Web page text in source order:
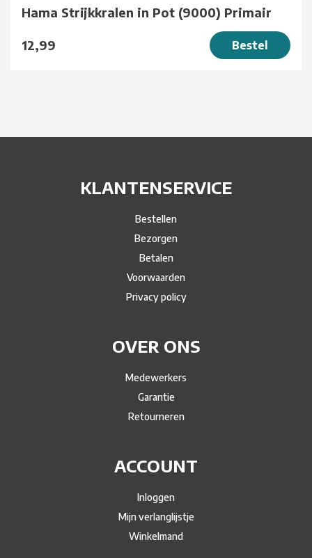
Hama Strijkkralen in Pot (9000) Primair
12,99 Bestel
KLANTENSERVICE
Bestellen
Bezorgen
Betalen
Voorwaarden
Privacy policy
OVER ONS
Medewerkers
Garantie
Retourneren
ACCOUNT
Inloggen
Mijn verlanglijstje
Winkelmand